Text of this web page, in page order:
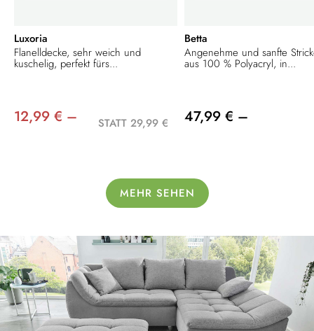
Luxoria
Flanelldecke, sehr weich und
kuschelig, perfekt fürs...
12,99 € – STATT 29,99 €
Betta
Angenehme und sanfte
aus 100 % Polyacryl, in...
47,99 € –
MEHR SEHEN